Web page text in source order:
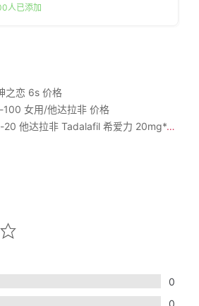
人已添加
之恋 6s 价格
100 女用/他达拉非 价格
他达拉非 Tadalafil 希爱力 20mg*4s 价格
0
0